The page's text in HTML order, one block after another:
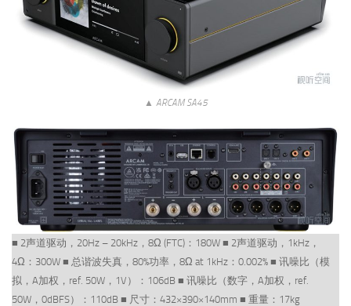
▲ ARCAM SA45
■ 2声道驱动，20Hz – 20kHz，8Ω (FTC)：180W ■ 2声道驱动，1kHz，
4Ω：300W ■ 总谐波失真，80%功率，8Ω at 1kHz：0.002% ■ 讯噪比（模
拟，A加权，ref. 50W，1V）：106dB ■ 讯噪比（数字，A加权，ref.
50W，0dBFS）：110dB ■ 尺寸：432×390×140mm ■ 重量：17kg